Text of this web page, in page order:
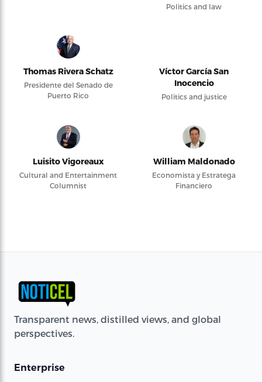
Politics and law
Thomas Rivera Schatz
Presidente del Senado de
Puerto Rico
Víctor García San
Inocencio
Politics and justice
Luisito Vigoreaux
Cultural and Entertainment
Columnist
William Maldonado
Economista y Estratega
Financiero
Transparent news, distilled views, and global
perspectives.
Enterprise